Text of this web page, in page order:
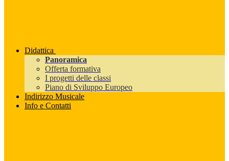
Didattica
Panoramica
Offerta formativa
I progetti delle classi
Piano di Sviluppo Europeo
Indirizzo Musicale
Info e Contatti